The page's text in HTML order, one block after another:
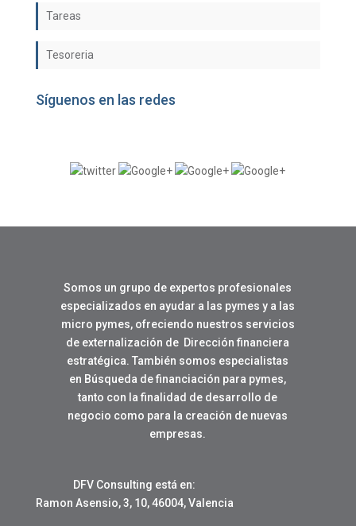
Tareas
Tesoreria
Síguenos en las redes
Somos un grupo de expertos profesionales
especializados en ayudar a las pymes y a las
micro pymes, ofreciendo nuestros servicios
de externalización de Dirección financiera
estratégica. También somos especialistas
en Búsqueda de financiación para pymes,
tanto con la finalidad de desarrollo de
negocio como para la creación de nuevas
empresas.
DFV Consulting está en:
Ramon Asensio, 3, 10, 46004, Valencia